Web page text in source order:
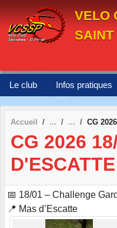
VELO
SAINT
Le club Infos pratiques
Accueil CG
CG 2026
D'ESCATTE
📅 18/01 – Challenge
📍 Mas d’Escatte
Panneau de gestion des